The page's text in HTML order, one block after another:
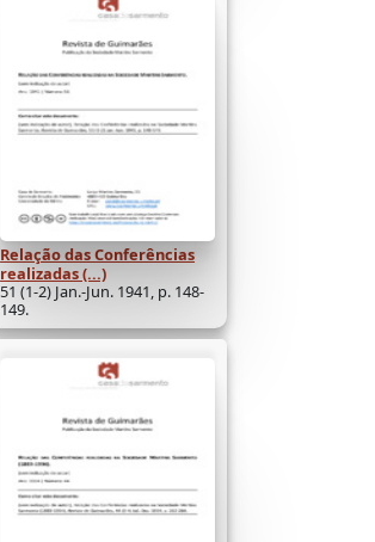
Relação das Conferências
realizadas (...)
51 (1-2) Jan.-Jun. 1941, p. 148-
149.